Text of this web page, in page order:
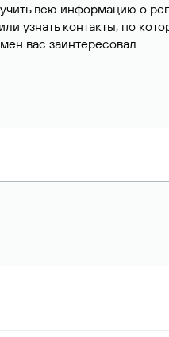
всю информацию о
узнать контакты, по
вас заинтересовал.